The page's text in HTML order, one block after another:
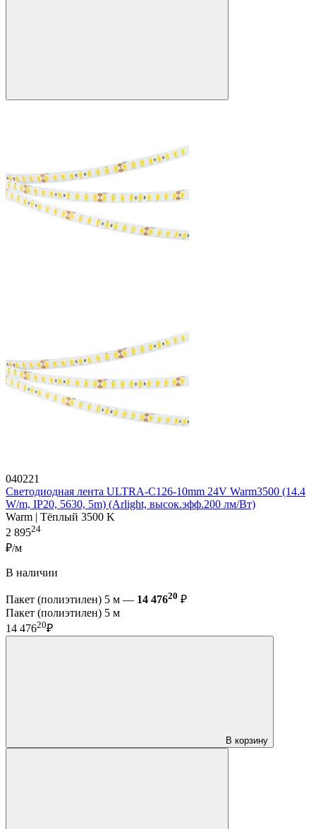
040221
Светодиодная лента ULTRA-C126-10mm 24V Warm3500 (14.4
W/m, IP20, 5630, 5m) (Arlight, высок.эфф.200 лм/Вт)
Warm | Тёплый 3500 K
2 89524
₽/м
В наличии
Пакет (полиэтилен) 5 м — 14 47620 ₽
Пакет (полиэтилен) 5 м
14 47620₽
В корзину